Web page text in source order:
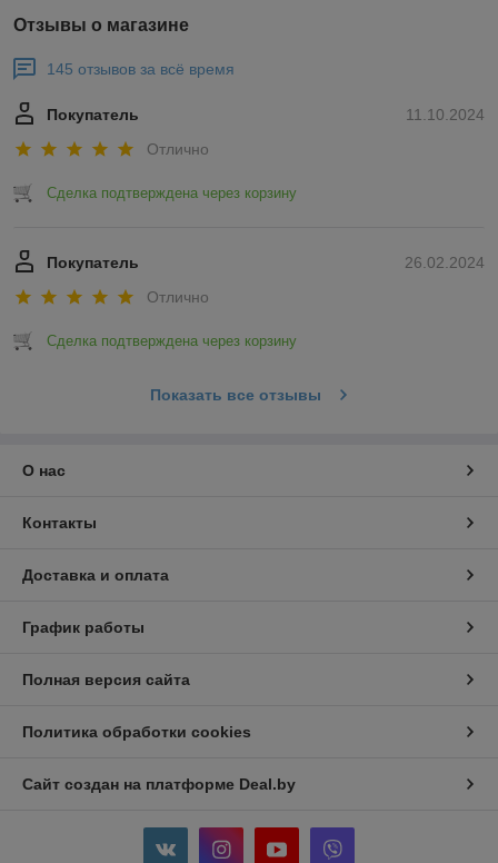
Отзывы о магазине
145 отзывов за всё время
11.10.2024
Покупатель
Отлично
Сделка подтверждена через корзину
26.02.2024
Покупатель
Отлично
Сделка подтверждена через корзину
Показать все отзывы
О нас
Контакты
Доставка и оплата
График работы
Полная версия сайта
Политика обработки cookies
Сайт создан на платформе Deal.by